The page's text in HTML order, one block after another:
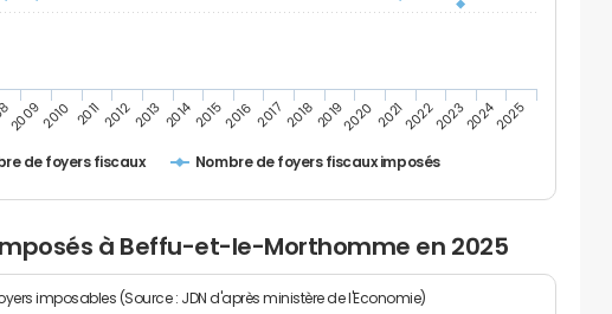
de foyers fiscaux Nombre de foyers fiscaux imposés
20092010 201120122013201420152016 2017 20182019202020212022202320242025
à Beffu-et-le-Morthomme en 2025
imposables (Source : JDN d'après ministère de l'Economie)